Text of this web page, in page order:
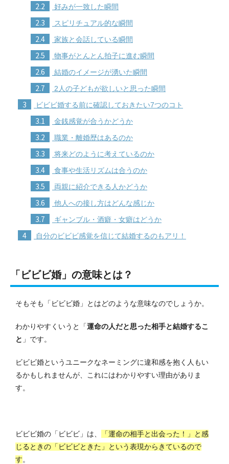
2.2 好みが一致した瞬間
2.3 スピリチュアル的な瞬間
2.4 家族と会話している瞬間
2.5 物事がとんとん拍子に進む瞬間
2.6 結婚のイメージが湧いた瞬間
2.7 2人の子どもが欲しいと思った瞬間
3 ビビビ婚する前に確認しておきたい7つのコト
3.1 金銭感覚が合うかどうか
3.2 職業・離婚歴はあるのか
3.3 将来どのように考えているのか
3.4 食事や生活リズムは合うのか
3.5 両親に紹介できる人かどうか
3.6 他人への接し方はどんな感じか
3.7 ギャンブル・酒癖・女癖はどうか
4 自分のビビビ感覚を信じて結婚するのもアリ！
「ビビビ婚」の意味とは？
そもそも「ビビビ婚」とはどのような意味なのでしょうか。
わかりやすくいうと「運命の人だと思った相手と結婚するこ
と 」です。
ビビビ婚というユニークなネーミングに違和感を抱く人もい
るかもしれませんが、これにはわかりやすい理由がありま
す。
ビビビ婚の「ビビビ」は、
「運命の相手と出会った！」と感
じるときの「ビビビときた」という表現からきているので
す。